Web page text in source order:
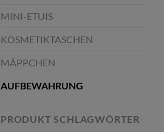
MINI-ETUIS
KOSMETIKTASCHEN
MÄPPCHEN
AUFBEWAHRUNG
PRODUKT SCHLAGWÖRTER